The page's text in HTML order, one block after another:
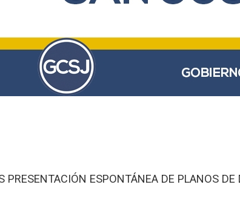
PRESENTACIÓN ESPONTÁNEA DE PLANOS